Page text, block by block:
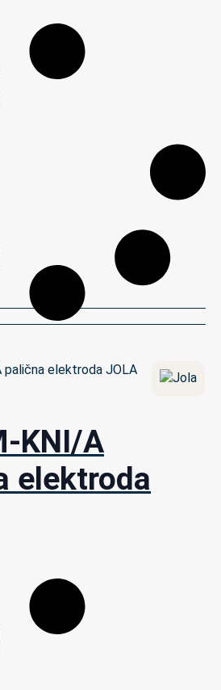
KNI/A
elektroda